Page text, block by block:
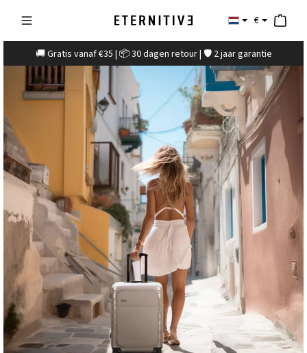
€
🚚 Gratis vanaf €35 | 📦 30 dagen retour | 🛡️ 2 jaar garantie